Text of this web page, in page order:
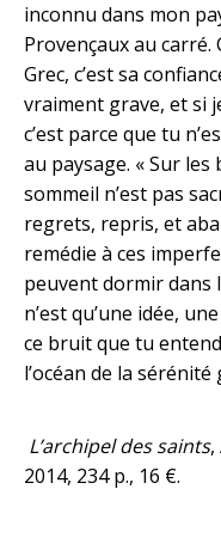
inconnu dans mon
Provençaux au carré.
Grec, c’est sa
vraiment grave, et si
c’est parce que tu
au paysage. « Sur
sommeil n’est pas
regrets, repris, et
remédie à ces
peuvent dormir dans
n’est qu’une idée,
ce bruit que tu
l’océan de la sérénité
L’archipel des saints,
2014, 234 p., 16 €.